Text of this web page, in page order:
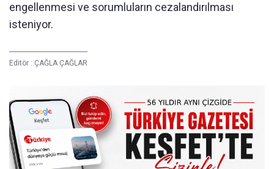
engellenmesi ve sorumluların cezalandırılması
isteniyor.
Editör : ÇAĞLA ÇAĞLAR